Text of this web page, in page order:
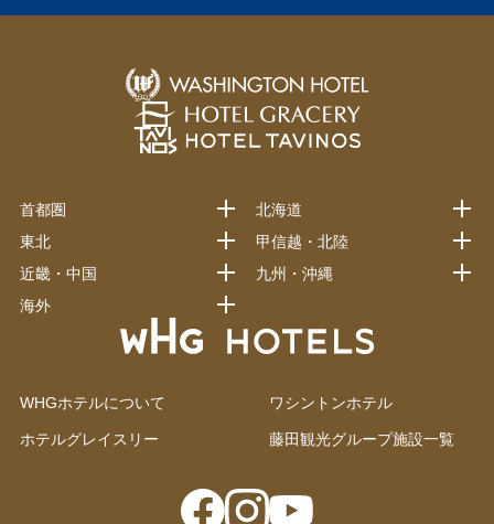
WHGホテルについて ワシントンホテル
ホテルグレイスリー 藤田観光グループ施設一覧
首都圏
北海道
東北
甲信越・北陸
近畿・中国
九州・沖縄
海外